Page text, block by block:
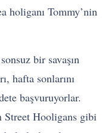
holiganı Tommy’nin
bir savaşın
hafta sonlarını
başvuruyorlar.
Street Hooligans gibi